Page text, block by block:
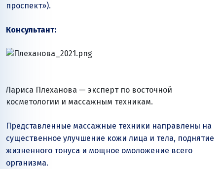
проспект»).
Консультант:
Лариса Плеханова — эксперт по восточной
косметологии и массажным техникам.
Представленные массажные техники направлены на
существенное улучшение кожи лица и тела, поднятие
жизненного тонуса и мощное омоложение всего
организма.